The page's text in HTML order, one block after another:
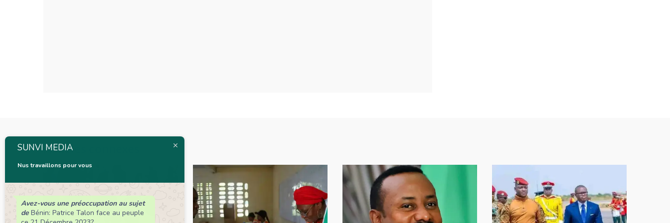
Articles connexes
SUNVI MEDIA
Nus travaillons pour vous
Avez-vous une préoccupation au sujet
de Bénin: Patrice Talon face au peuple